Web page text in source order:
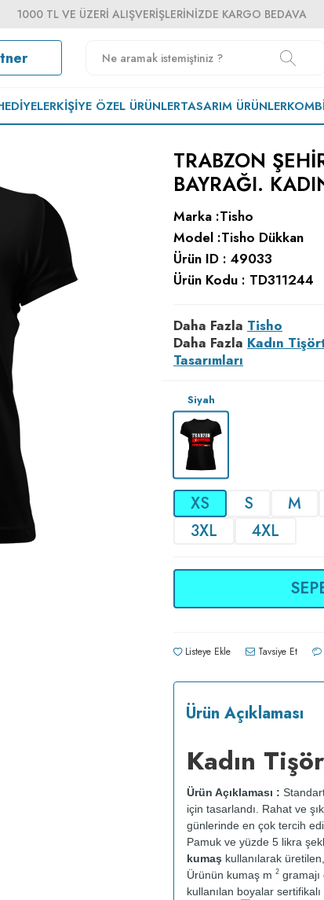
1000 TL VE ÜZERI ALIŞVERIŞLERINIZDE KARGO BEDAVA
KIŞIYE ÖZEL ÜRÜNLERTASARIM ÜRÜNLER
TRABZON
BAYRAĞI.
Marka :Tisho
Model :Tisho Dükkan
Ürün ID : 49033
Ürün Kodu : TD311244
Daha Fazla Tisho
Daha Fazla Kadın
Tasarımları
Siyah
XS S M
3XL
4XL
Listeye Ekle Tavsiye Et
Ürün Açıklaması
Kadın
Ürün Açıklaması :
için tasarlandı. Rahat ve
günlerinde en çok tercih
Pamuk ve yüzde 5 likra
kumaş kullanılarak
Ürünün kumaş m 2
kullanılan boyalar